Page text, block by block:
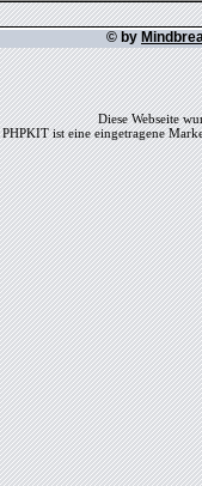
© by
Diese Webseite
PHPKIT ist eine eingetragene